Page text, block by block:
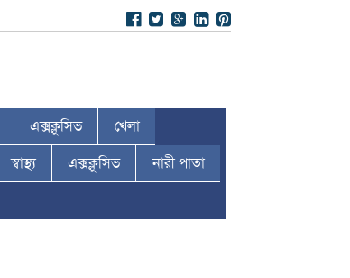
এক্সক্লুসিভ খেলা
স্বাস্থ্য এক্সক্লুসিভ নারী পাতা